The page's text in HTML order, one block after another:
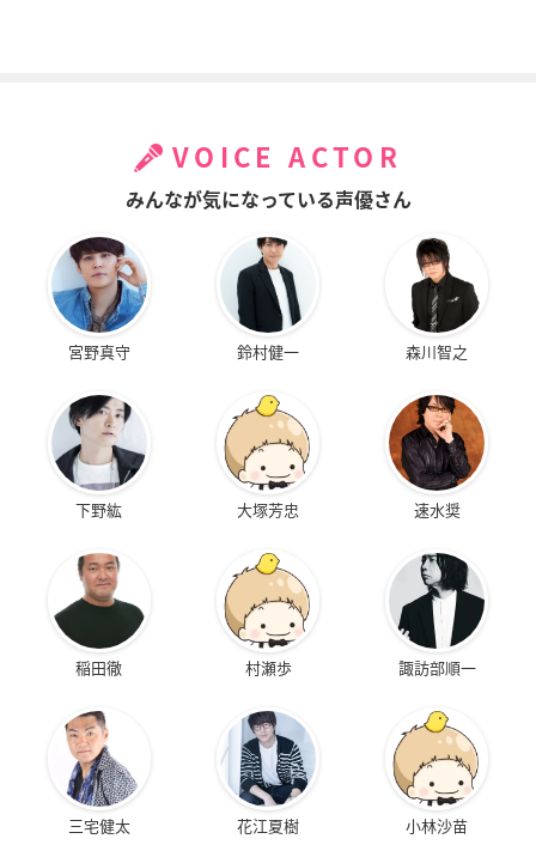
VOICE ACTOR
みんなが気になっている声優さん
宮野真守 鈴村健一 森川智之
下野紘 大塚芳忠 速水奨
稲田徹 村瀬歩 諏訪部順一
三宅健太 花江夏樹 小林沙苗